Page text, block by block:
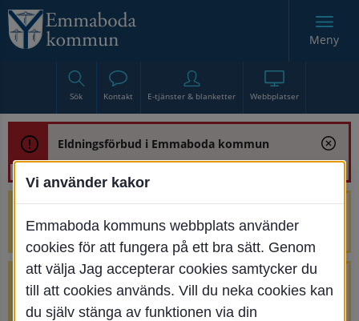
Sök Kontakt E-tjänster & blanketter Webbplatser
Meny
Eldningsförbud i Emmaboda kommun
renoveringen av Bjurbäcksbron
Tillfälliga avstängningar på Centrumtorget
v. 25-34
Vi använder kakor
Emmaboda kommuns webbplats använder
cookies för att fungera på ett bra sätt. Genom
att välja Jag accepterar cookies samtycker du
till att cookies används. Vill du neka cookies kan
du själv stänga av funktionen via din